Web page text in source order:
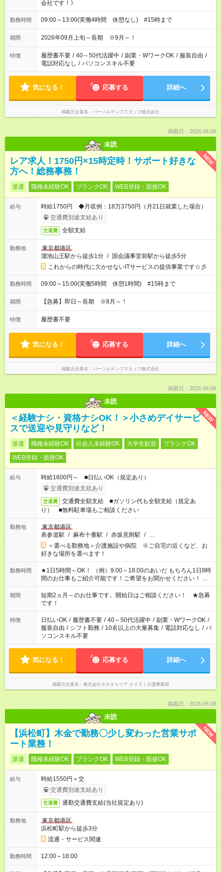
会社です！》
勤務時間 09:00～13:00(実働4時間 休憩なし) #15時まで
期間 2026年09月上旬～長期 ※9月～！
特徴 履歴書不要 / 40～50代活躍中 / 副業・WワークOK / 服装自由 /
電話対応なし / パソコンスキル不要
気になる！ 応募する 詳細へ
掲載元企業名 パーソルテンプスタッフ株式会社
掲載日：2026.08.08
未読
NEW
レア求人！1750円×15時定時！サポート好きな
方へ！総務事務！
派遣 職種未経験OK ブランクOK WEB登録・面接OK
給与
時給1750円 ◆月収例：18万3750円（月21日就業した場合）
交通費別途支給あり
交通費 全額支給
勤務地
東京都港区
溜池山王駅から徒歩1分 / 国会議事堂前駅から徒歩5分
これからの時代に欠かせないITサービスの提供事業です☆彡
勤務時間 09:00～15:00(実働5時間 休憩1時間) #15時まで
期間 【急募】即日～長期 ※8月～！
特徴 履歴書不要
気になる！ 応募する 詳細へ
掲載元企業名 パーソルテンプスタッフ株式会社
掲載日：2026.08.08
未読
NEW
＜経験ナシ・資格ナシOK！＞小さめデイサービ
スで送迎や見守りなど！
派遣 職種未経験OK 社会人未経験OK 大学生歓迎
ブランクOK
WEB登録・面接OK
給与
時給1600円～ ■日払いOK（規定あり）
交通費別途支給あり
交通費
交通費全額支給 ■ガソリン代も全額支給（規定あ
り） ■無料駐車場もご相談ください
勤務地
東京都港区
表参道駅 / 麻布十番駅 / 赤坂見附駅 / …
＜選べる勤務地＞介護施設や病院 ※ご自宅の近くなど、お
好きな場所を選べます！
勤務時間
★1日5時間～OK！ （例）9:00～18:00のあいだ もちろん1日8時
間のお仕事もご紹介可能です！ご希望をお聞かせください！ ★
家庭の都合でお休みが必要な場合も遠慮なくご相談ください。
※週最低15時間以上の勤務が必要です
期間
短期2ヵ月～のお仕事です。開始日はご相談ください！ ★急募
です！
特徴 日払いOK / 履歴書不要 / 40～50代活躍中 / 副業・WワークOK /
服装自由 / シフト勤務 / 10名以上の大量募集 / 電話対応なし / パ
ソコンスキル不要
気になる！ 応募する 詳細へ
掲載元企業名 株式会社ネオキャリア ナイス！介護事業部
掲載日：2026.08.08
未読
NEW
【浜松町】木金で勤務〇少し変わった営業サポ
ート業務！
派遣 職種未経験OK ブランクOK WEB登録・面接OK
給与
時給1550円＋交
交通費別途支給あり
交通費 通勤交通費支給(当社規定あり)
勤務地
東京都港区
浜松町駅から徒歩3分
流通・サービス関連
勤務時間 12:00～18:00